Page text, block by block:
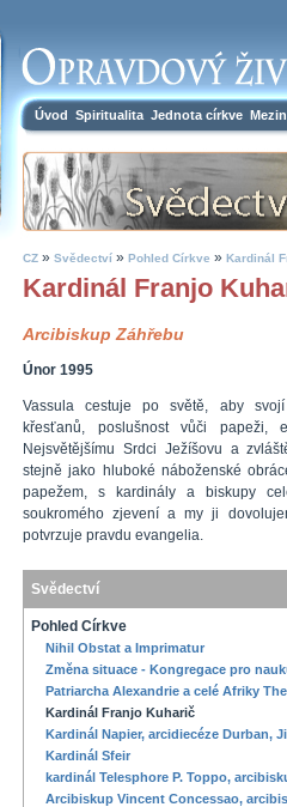
Úvod Spiritualita Jednota církve
CZ » Svědectví » Pohled Církve » Kardinál
Kardinál Franjo
Arcibiskup Záhřebu
Únor 1995
Vassula cestuje po světě, aby
křesťanů, poslušnost vůči papeži,
Nejsvětějšímu Srdci Ježíšovu a
stejně jako hluboké náboženské
papežem, s kardinály a biskupy
soukromého zjevení a my ji
potvrzuje pravdu evangelia.
Svědectví
Pohled Církve
Nihil Obstat a Imprimatur
Změna situace - Kongregace pro
Patriarcha Alexandrie a celé Afriky
Kardinál Franjo Kuharič
Kardinál Napier, arcidiecéze Durban,
Kardinál Sfeir
kardinál Telesphore P. Toppo,
Arcibiskup Vincent Concessao,